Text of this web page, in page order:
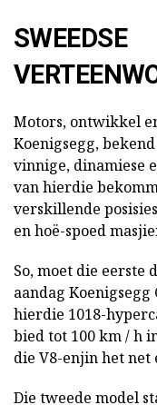
SWEEDSE
Motors, ontwikkel
Koenigsegg,
vinnige, dinamiese
van hierdie
verskillende
en hoë-spoed
So, moet die
aandag Koenigsegg
hierdie 1018-
bied tot 100 km / h
die V8-enjin het net
Die tweede model